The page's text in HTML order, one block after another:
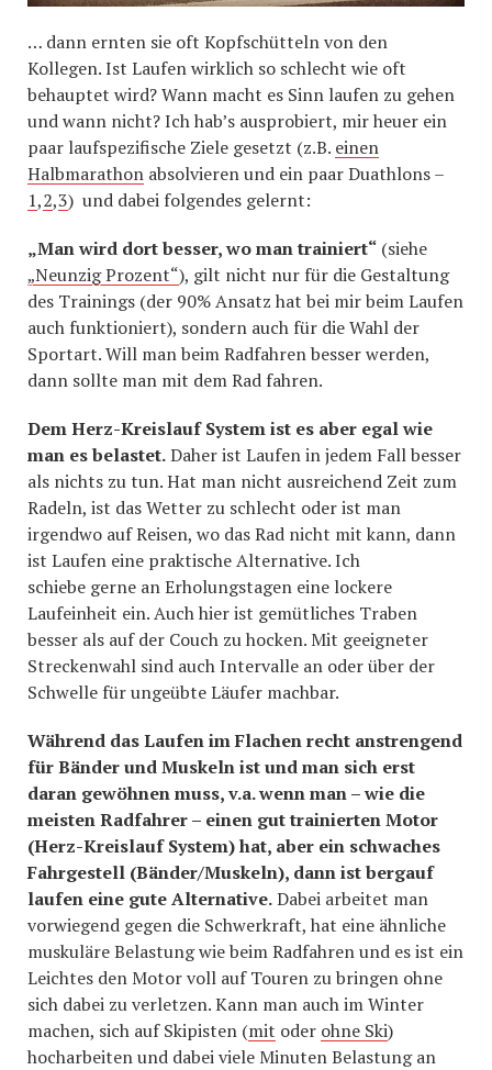
… dann ernten sie oft Kopfschütteln von den
Kollegen. Ist Laufen wirklich so schlecht wie oft
behauptet wird? Wann macht es Sinn laufen zu gehen
und wann nicht? Ich hab’s ausprobiert, mir heuer ein
paar laufspezifische Ziele gesetzt (z.B. einen
Halbmarathon absolvieren und ein paar Duathlons –
1,2,3) und dabei folgendes gelernt:
„Man wird dort besser, wo man trainiert“ (siehe
„Neunzig Prozent“), gilt nicht nur für die Gestaltung
des Trainings (der 90% Ansatz hat bei mir beim Laufen
auch funktioniert), sondern auch für die Wahl der
Sportart. Will man beim Radfahren besser werden,
dann sollte man mit dem Rad fahren.
Dem Herz-Kreislauf System ist es aber egal wie
man es belastet.Daher ist Laufen in jedem Fall besser
als nichts zu tun. Hat man nicht ausreichend Zeit zum
Radeln, ist das Wetter zu schlecht oder ist man
irgendwo auf Reisen, wo das Rad nicht mit kann, dann
ist Laufen eine praktische Alternative. Ich
schiebe gerne an Erholungstagen eine lockere
Laufeinheit ein. Auch hier ist gemütliches Traben
besser als auf der Couch zu hocken. Mit geeigneter
Streckenwahl sind auch Intervalle an oder über der
Schwelle für ungeübte Läufer machbar.
Während das Laufen im Flachen recht anstrengend
für Bänder und Muskeln ist und man sich erst
daran gewöhnen muss, v.a. wenn man – wie die
meisten Radfahrer – einen gut trainierten Motor
(Herz-Kreislauf System) hat, aber ein schwaches
Fahrgestell (Bänder/Muskeln), dann ist bergauf
laufen eine gute Alternative.Dabei arbeitet man
vorwiegend gegen die Schwerkraft, hat eine ähnliche
muskuläre Belastung wie beim Radfahren und es ist ein
Leichtes den Motor voll auf Touren zu bringen ohne
sich dabei zu verletzen. Kann man auch im Winter
machen, sich auf Skipisten (mit oder ohne Ski)
hocharbeiten und dabei viele Minuten Belastung an